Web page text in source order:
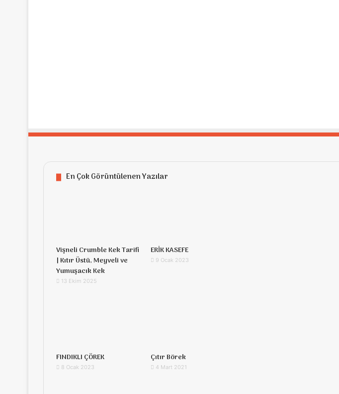
En Çok Görüntülenen Yazılar
Vişneli Crumble Kek Tarifi
| Kıtır Üstü, Meyveli ve
Yumuşacık Kek
13 Ekim 2025
ERİK KASEFE
9 Ocak 2023
FINDIKLI ÇÖREK
8 Ocak 2023
Çıtır Börek
4 Mart 2021